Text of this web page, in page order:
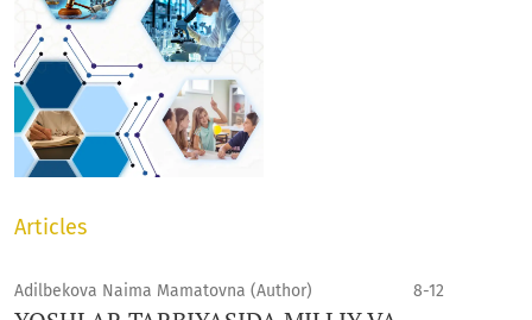
Articles
Adilbekova Naima Mamatovna (Author) 8-12